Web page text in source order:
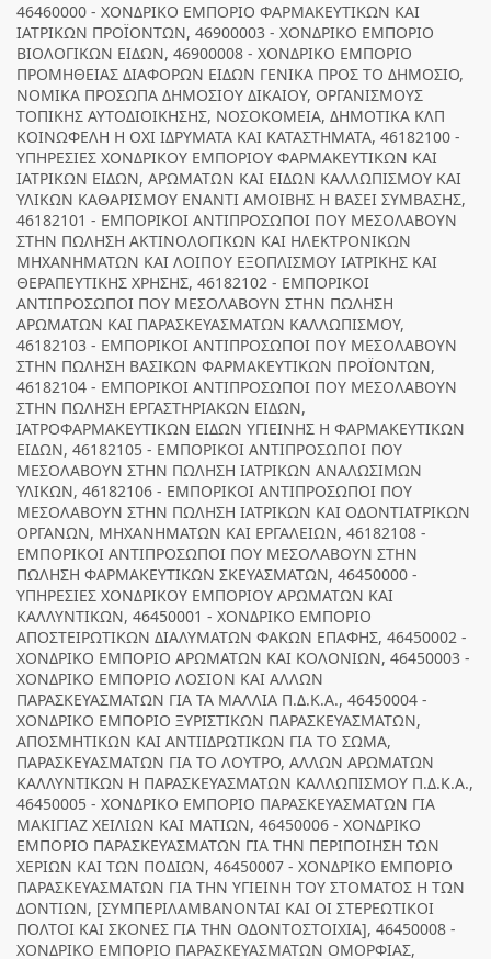
46460000 - ΧΟΝΔΡΙΚΟ ΕΜΠΟΡΙΟ ΦΑΡΜΑΚΕΥΤΙΚΩΝ ΚΑΙ
ΙΑΤΡΙΚΩΝ ΠΡΟΪΟΝΤΩΝ, 46900003 - ΧΟΝΔΡΙΚΟ ΕΜΠΟΡΙΟ
ΒΙΟΛΟΓΙΚΩΝ ΕΙΔΩΝ, 46900008 - ΧΟΝΔΡΙΚΟ ΕΜΠΟΡΙΟ
ΠΡΟΜΗΘΕΙΑΣ ΔΙΑΦΟΡΩΝ ΕΙΔΩΝ ΓΕΝΙΚΑ ΠΡΟΣ ΤΟ ΔΗΜΟΣΙΟ,
ΝΟΜΙΚΑ ΠΡΟΣΩΠΑ ΔΗΜΟΣΙΟΥ ΔΙΚΑΙΟΥ, ΟΡΓΑΝΙΣΜΟΥΣ
ΤΟΠΙΚΗΣ ΑΥΤΟΔΙΟΙΚΗΣΗΣ, ΝΟΣΟΚΟΜΕΙΑ, ΔΗΜΟΤΙΚΑ ΚΛΠ
ΚΟΙΝΩΦΕΛΗ Η ΟΧΙ ΙΔΡΥΜΑΤΑ ΚΑΙ ΚΑΤΑΣΤΗΜΑΤΑ, 46182100 -
ΥΠΗΡΕΣΙΕΣ ΧΟΝΔΡΙΚΟΥ ΕΜΠΟΡΙΟΥ ΦΑΡΜΑΚΕΥΤΙΚΩΝ ΚΑΙ
ΙΑΤΡΙΚΩΝ ΕΙΔΩΝ, ΑΡΩΜΑΤΩΝ ΚΑΙ ΕΙΔΩΝ ΚΑΛΛΩΠΙΣΜΟΥ ΚΑΙ
ΥΛΙΚΩΝ ΚΑΘΑΡΙΣΜΟΥ ΕΝΑΝΤΙ ΑΜΟΙΒΗΣ Η ΒΑΣΕΙ ΣΥΜΒΑΣΗΣ,
46182101 - ΕΜΠΟΡΙΚΟΙ ΑΝΤΙΠΡΟΣΩΠΟΙ ΠΟΥ ΜΕΣΟΛΑΒΟΥΝ
ΣΤΗΝ ΠΩΛΗΣΗ ΑΚΤΙΝΟΛΟΓΙΚΩΝ ΚΑΙ ΗΛΕΚΤΡΟΝΙΚΩΝ
ΜΗΧΑΝΗΜΑΤΩΝ ΚΑΙ ΛΟΙΠΟΥ ΕΞΟΠΛΙΣΜΟΥ ΙΑΤΡΙΚΗΣ ΚΑΙ
ΘΕΡΑΠΕΥΤΙΚΗΣ ΧΡΗΣΗΣ, 46182102 - ΕΜΠΟΡΙΚΟΙ
ΑΝΤΙΠΡΟΣΩΠΟΙ ΠΟΥ ΜΕΣΟΛΑΒΟΥΝ ΣΤΗΝ ΠΩΛΗΣΗ
ΑΡΩΜΑΤΩΝ ΚΑΙ ΠΑΡΑΣΚΕΥΑΣΜΑΤΩΝ ΚΑΛΛΩΠΙΣΜΟΥ,
46182103 - ΕΜΠΟΡΙΚΟΙ ΑΝΤΙΠΡΟΣΩΠΟΙ ΠΟΥ ΜΕΣΟΛΑΒΟΥΝ
ΣΤΗΝ ΠΩΛΗΣΗ ΒΑΣΙΚΩΝ ΦΑΡΜΑΚΕΥΤΙΚΩΝ ΠΡΟΪΟΝΤΩΝ,
46182104 - ΕΜΠΟΡΙΚΟΙ ΑΝΤΙΠΡΟΣΩΠΟΙ ΠΟΥ ΜΕΣΟΛΑΒΟΥΝ
ΣΤΗΝ ΠΩΛΗΣΗ ΕΡΓΑΣΤΗΡΙΑΚΩΝ ΕΙΔΩΝ,
ΙΑΤΡΟΦΑΡΜΑΚΕΥΤΙΚΩΝ ΕΙΔΩΝ ΥΓΙΕΙΝΗΣ Η ΦΑΡΜΑΚΕΥΤΙΚΩΝ
ΕΙΔΩΝ, 46182105 - ΕΜΠΟΡΙΚΟΙ ΑΝΤΙΠΡΟΣΩΠΟΙ ΠΟΥ
ΜΕΣΟΛΑΒΟΥΝ ΣΤΗΝ ΠΩΛΗΣΗ ΙΑΤΡΙΚΩΝ ΑΝΑΛΩΣΙΜΩΝ
ΥΛΙΚΩΝ, 46182106 - ΕΜΠΟΡΙΚΟΙ ΑΝΤΙΠΡΟΣΩΠΟΙ ΠΟΥ
ΜΕΣΟΛΑΒΟΥΝ ΣΤΗΝ ΠΩΛΗΣΗ ΙΑΤΡΙΚΩΝ ΚΑΙ ΟΔΟΝΤΙΑΤΡΙΚΩΝ
ΟΡΓΑΝΩΝ, ΜΗΧΑΝΗΜΑΤΩΝ ΚΑΙ ΕΡΓΑΛΕΙΩΝ, 46182108 -
ΕΜΠΟΡΙΚΟΙ ΑΝΤΙΠΡΟΣΩΠΟΙ ΠΟΥ ΜΕΣΟΛΑΒΟΥΝ ΣΤΗΝ
ΠΩΛΗΣΗ ΦΑΡΜΑΚΕΥΤΙΚΩΝ ΣΚΕΥΑΣΜΑΤΩΝ, 46450000 -
ΥΠΗΡΕΣΙΕΣ ΧΟΝΔΡΙΚΟΥ ΕΜΠΟΡΙΟΥ ΑΡΩΜΑΤΩΝ ΚΑΙ
ΚΑΛΛΥΝΤΙΚΩΝ, 46450001 - ΧΟΝΔΡΙΚΟ ΕΜΠΟΡΙΟ
ΑΠΟΣΤΕΙΡΩΤΙΚΩΝ ΔΙΑΛΥΜΑΤΩΝ ΦΑΚΩΝ ΕΠΑΦΗΣ, 46450002 -
ΧΟΝΔΡΙΚΟ ΕΜΠΟΡΙΟ ΑΡΩΜΑΤΩΝ ΚΑΙ ΚΟΛΟΝΙΩΝ, 46450003 -
ΧΟΝΔΡΙΚΟ ΕΜΠΟΡΙΟ ΛΟΣΙΟΝ ΚΑΙ ΑΛΛΩΝ
ΠΑΡΑΣΚΕΥΑΣΜΑΤΩΝ ΓΙΑ ΤΑ ΜΑΛΛΙΑ Π.Δ.Κ.Α., 46450004 -
ΧΟΝΔΡΙΚΟ ΕΜΠΟΡΙΟ ΞΥΡΙΣΤΙΚΩΝ ΠΑΡΑΣΚΕΥΑΣΜΑΤΩΝ,
ΑΠΟΣΜΗΤΙΚΩΝ ΚΑΙ ΑΝΤΙΙΔΡΩΤΙΚΩΝ ΓΙΑ ΤΟ ΣΩΜΑ,
ΠΑΡΑΣΚΕΥΑΣΜΑΤΩΝ ΓΙΑ ΤΟ ΛΟΥΤΡΟ, ΑΛΛΩΝ ΑΡΩΜΑΤΩΝ
ΚΑΛΛΥΝΤΙΚΩΝ Η ΠΑΡΑΣΚΕΥΑΣΜΑΤΩΝ ΚΑΛΛΩΠΙΣΜΟΥ Π.Δ.Κ.Α.,
46450005 - ΧΟΝΔΡΙΚΟ ΕΜΠΟΡΙΟ ΠΑΡΑΣΚΕΥΑΣΜΑΤΩΝ ΓΙΑ
ΜΑΚΙΓΙΑΖ ΧΕΙΛΙΩΝ ΚΑΙ ΜΑΤΙΩΝ, 46450006 - ΧΟΝΔΡΙΚΟ
ΕΜΠΟΡΙΟ ΠΑΡΑΣΚΕΥΑΣΜΑΤΩΝ ΓΙΑ ΤΗΝ ΠΕΡΙΠΟΙΗΣΗ ΤΩΝ
ΧΕΡΙΩΝ ΚΑΙ ΤΩΝ ΠΟΔΙΩΝ, 46450007 - ΧΟΝΔΡΙΚΟ ΕΜΠΟΡΙΟ
ΠΑΡΑΣΚΕΥΑΣΜΑΤΩΝ ΓΙΑ ΤΗΝ ΥΓΙΕΙΝΗ ΤΟΥ ΣΤΟΜΑΤΟΣ Η ΤΩΝ
ΔΟΝΤΙΩΝ, [ΣΥΜΠΕΡΙΛΑΜΒΑΝΟΝΤΑΙ ΚΑΙ ΟΙ ΣΤΕΡΕΩΤΙΚΟΙ
ΠΟΛΤΟΙ ΚΑΙ ΣΚΟΝΕΣ ΓΙΑ ΤΗΝ ΟΔΟΝΤΟΣΤΟΙΧΙΑ], 46450008 -
ΧΟΝΔΡΙΚΟ ΕΜΠΟΡΙΟ ΠΑΡΑΣΚΕΥΑΣΜΑΤΩΝ ΟΜΟΡΦΙΑΣ,